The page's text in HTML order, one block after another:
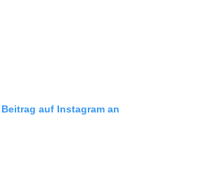
auf Instagram an